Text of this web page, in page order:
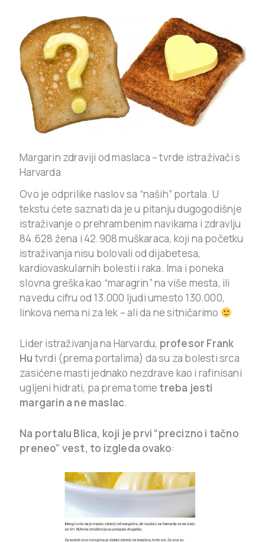
Margarin zdraviji od maslaca – tvrde istraživači s
Harvarda
Ovo je odprilike naslov sa “naših” portala. U
tekstu ćete saznati da je u pitanju dugogodišnje
istraživanje o prehrambenim navikama i zdravlju
84.628 žena i 42.908 muškaraca, koji na početku
istraživanja nisu bolovali od dijabetesa,
kardiovaskularnih bolesti i raka. Ima i poneka
slovna greška kao “maragrin” na više mesta, ili
navedu cifru od 13.000 ljudi umesto 130.000,
linkova nema ni za lek – ali da ne sitničarimo
Lider istraživanja na Harvardu, profesor Frank
Hutvrdi (prema portalima) da su za bolesti srca
zasićene masti jednako nezdrave kao i rafinisani
ugljeni hidrati, pa prema tome treba jesti
margarin a ne maslac.
Na portalu Blica, koji je prvi “precizno i tačno
preneo” vest, to izgleda ovako: